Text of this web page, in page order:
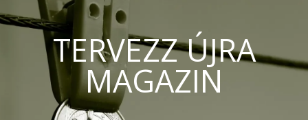
TERVEZZ ÚJRA
MAGAZIN